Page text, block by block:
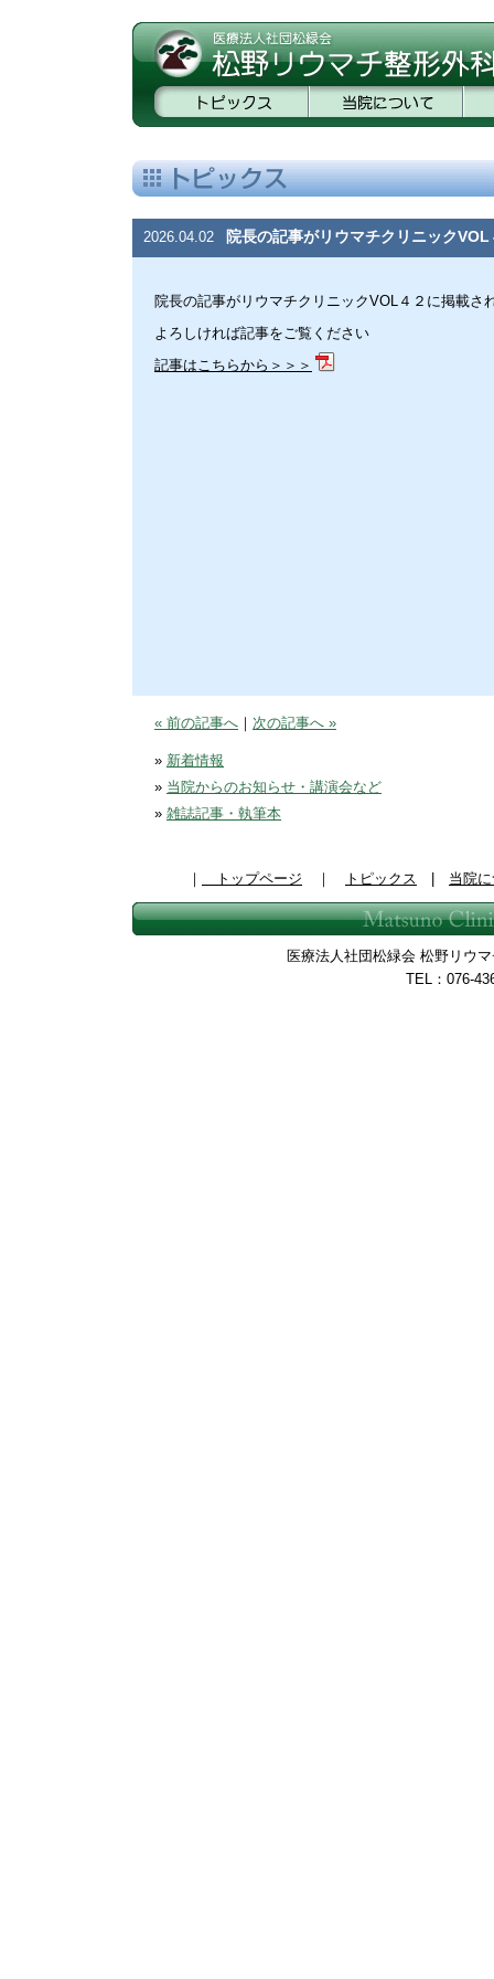
2026.04.02 院長の記事がリウマチクリニック
院長の記事がリウマチクリニックVOL４２に掲載さ
よろしければ記事をご覧ください
記事はこちらから＞＞＞
« 前の記事へ ｜ 次の記事へ »
» 新着情報
» 当院からのお知らせ・講演会など
» 雑誌記事・執筆本
｜ トップページ ｜ トピックス 当院
医療法人社団松緑会 松野リウ
TEL：076-